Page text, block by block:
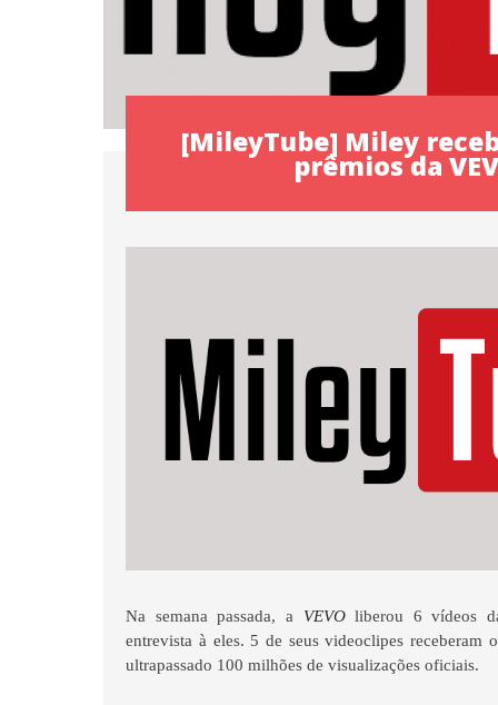
[MileyTube] Miley
prêmios da
Na semana passada, a VEVOliberou 6 vídeos
entrevista à eles. 5 de seus videoclipes receberam
ultrapassado 100 milhões de visualizações oficiais.